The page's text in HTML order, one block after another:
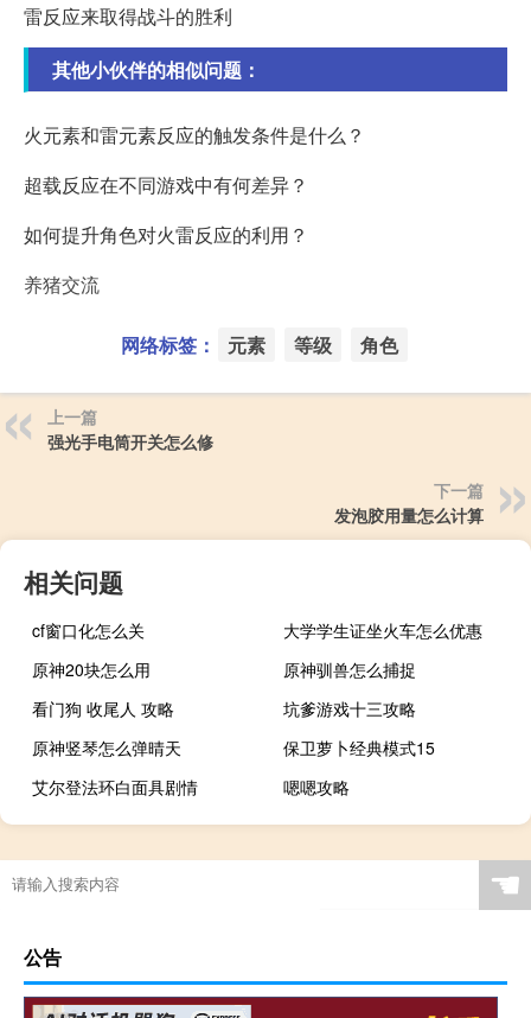
雷反应来取得战斗的胜利
其他小伙伴的相似问题：
火元素和雷元素反应的触发条件是什么？
超载反应在不同游戏中有何差异？
如何提升角色对火雷反应的利用？
养猪交流
网络标签： 元素 等级 角色
上一篇
强光手电筒开关怎么修
下一篇
发泡胶用量怎么计算
相关问题
cf窗口化怎么关
大学学生证坐火车怎么优惠
原神20块怎么用
原神驯兽怎么捕捉
看门狗 收尾人 攻略
坑爹游戏十三攻略
原神竖琴怎么弹晴天
保卫萝卜经典模式15
艾尔登法环白面具剧情
嗯嗯攻略
☚
公告